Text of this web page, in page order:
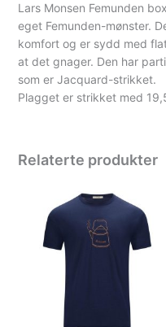
Lars Monsen Femunden
eget Femunden-mønster.
komfort og er sydd med
at det gnager. Den har
som er Jacquard-strikket.
Plagget er strikket med
Relaterte produkter